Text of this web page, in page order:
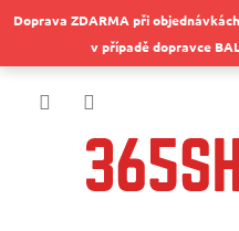
naDoprava ZDARMA při
v případě dopravce